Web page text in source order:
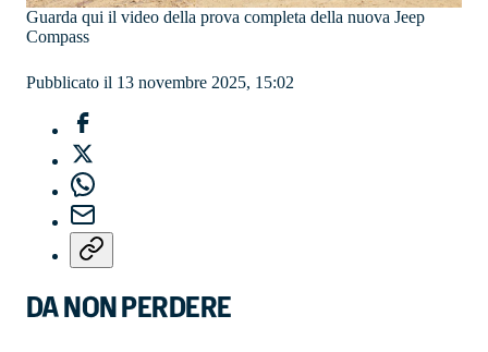
Guarda qui il video della prova completa della nuova Jeep
Compass
Pubblicato il 13 novembre 2025, 15:02
DA NON PERDERE